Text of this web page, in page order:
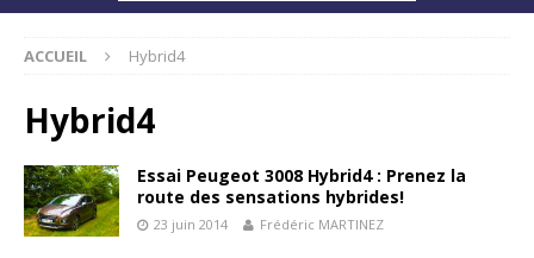
ACCUEIL Hybrid4
Hybrid4
Essai Peugeot 3008 Hybrid4 : Prenez la
route des sensations hybrides!
23 juin 2014 Frédéric MARTINEZ